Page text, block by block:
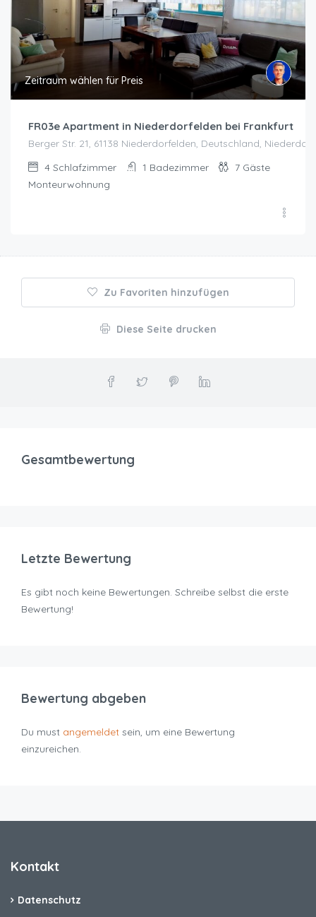
Zeitraum wählen für Preis
FR03e Apartment in Niederdorfelden bei Frankfurt
Berger Str. 21, 61138 Niederdorfelden, Deutschland,
4 Schlafzimmer 1 Badezimmer 7 Gäste
Monteurwohnung
Zu Favoriten hinzufügen
Diese Seite drucken
Gesamtbewertung
Letzte Bewertung
Es gibt noch keine Bewertungen. Schreibe selbst die erste
Bewertung!
Bewertung abgeben
Du must angemeldet sein, um eine Bewertung
einzureichen.
Kontakt
Datenschutz